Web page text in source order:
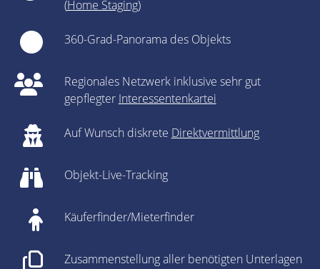
(Home Staging)
360-Grad-Panorama des Objekts
Regionales Netzwerk inklusive sehr gut
gepflegter Interessentenkartei
Auf Wunsch diskrete Direktvermittlung
Objekt-Live-Tracking
Käuferfinder/Mieterfinder
Zusammenstellung aller benötigten Unterlagen